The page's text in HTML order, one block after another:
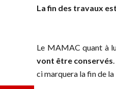
La fin des travaux
Le MAMAC quant à
vont être conservés
ci marquera la fin de